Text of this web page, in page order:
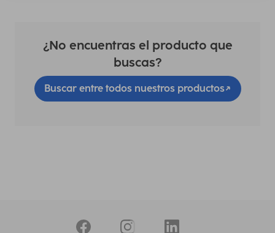
¿No encuentras el producto que
buscas?
Buscar entre todos nuestros productos